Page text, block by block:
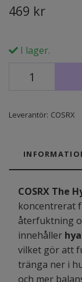
469 kr
I lager.
Leverantör: COSRX
COSRX The
koncentrerat
återfuktning
innehåller
vilket gör att
tränga ner i
och mer